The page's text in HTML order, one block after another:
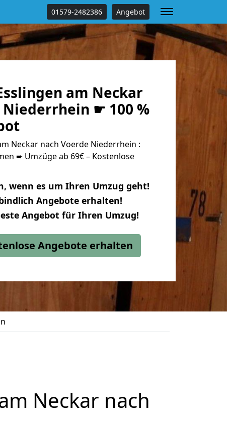
01579-2482386 Angebot
am Neckar
Niederrhein ☛ 100 %
Neckar nach Voerde Niederrhein :
➨ Umzüge ab 69€ – Kostenlose
wenn es um Ihren Umzug geht!
Angebote erhalten!
Angebot für Ihren Umzug!
Angebote erhalten
Neckar nach